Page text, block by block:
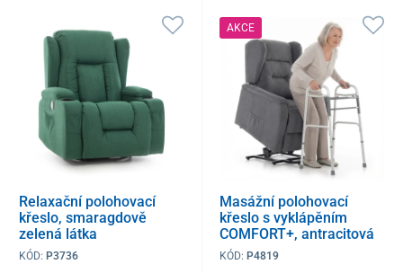
Relaxační polohovací
křeslo, smaragdově
zelená látka
KÓD: P3736
AKCE
Masážní polohovací
křeslo s vyklápěním
COMFORT+, antracitová
látka
KÓD:P4819